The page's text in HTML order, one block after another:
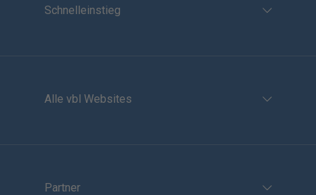
Schnelleinstieg
Alle vbl Websites
Partner